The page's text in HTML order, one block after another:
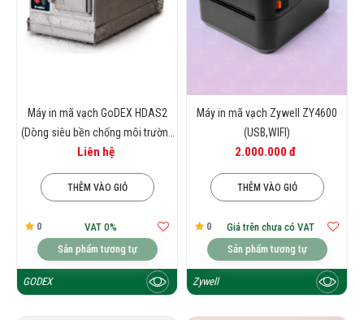
Máy in mã vạch GoDEX HDAS2
(Dòng siêu bền chống môi trường
khắc nghiệt)
Liên hệ
THÊM VÀO GIỎ
0
VAT 0%
Sản phẩm tương tự
GODEX
Máy in mã vạch Zywell ZY4600
(USB,WIFI)
2.000.000 đ
THÊM VÀO GIỎ
0
Giá trên chưa có VAT
Sản phẩm tương tự
Zywell